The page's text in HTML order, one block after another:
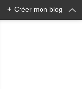
+ Créer mon blog